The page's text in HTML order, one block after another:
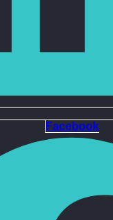
Facebook